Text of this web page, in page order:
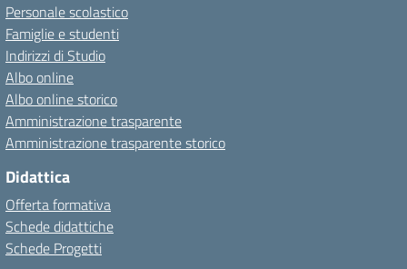
Personale scolastico
Famiglie e studenti
Indirizzi di Studio
Albo online
Albo online storico
Amministrazione trasparente
Amministrazione trasparente storico
Didattica
Offerta formativa
Schede didattiche
Schede Progetti